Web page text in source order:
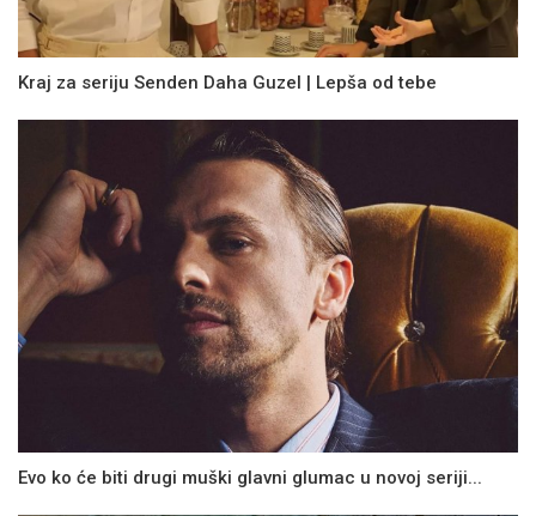
Kraj za seriju Senden Daha Guzel | Lepša od tebe
Evo ko će biti drugi muški glavni glumac u novoj seriji...